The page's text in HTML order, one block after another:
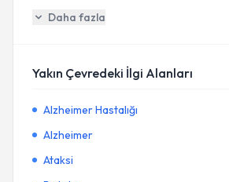
Daha fazla
Yakın Çevredeki İlgi Alanları
Alzheimer Hastalığı
Alzheimer
Ataksi